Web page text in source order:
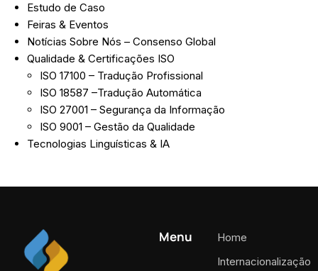
Estudo de Caso
Feiras & Eventos
Notícias Sobre Nós – Consenso Global
Qualidade & Certificações ISO
ISO 17100 – Tradução Profissional
ISO 18587 –Tradução Automática
ISO 27001 – Segurança da Informação
ISO 9001 – Gestão da Qualidade
Tecnologias Linguísticas & IA
Menu
Home
Internacionalização